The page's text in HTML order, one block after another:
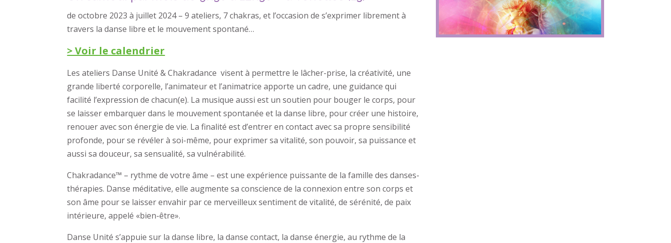
de octobre 2023 à juillet 2024 – 9 ateliers, 7 chakras, et l’occasion de s’exprimer librement à
travers la danse libre et le mouvement spontané…
> Voir le calendrier
Les ateliers Danse Unité & Chakradance visent à permettre le lâcher-prise, la créativité, une
grande liberté corporelle, l’animateur et l’animatrice apporte un cadre, une guidance qui
facilité l’expression de chacun(e). La musique aussi est un soutien pour bouger le corps, pour
se laisser embarquer dans le mouvement spontanée et la danse libre, pour créer une histoire,
renouer avec son énergie de vie. La finalité est d’entrer en contact avec sa propre sensibilité
profonde, pour se révéler à soi-même, pour exprimer sa vitalité, son pouvoir, sa puissance et
aussi sa douceur, sa sensualité, sa vulnérabilité.
Chakradance™ – rythme de votre âme – est une expérience puissante de la famille des danses-
thérapies. Danse méditative, elle augmente sa conscience de la connexion entre son corps et
son âme pour se laisser envahir par ce merveilleux sentiment de vitalité, de sérénité, de paix
intérieure, appelé «bien-être».
Danse Unité s’appuie sur la danse libre, la danse contact, la danse énergie, au rythme de la